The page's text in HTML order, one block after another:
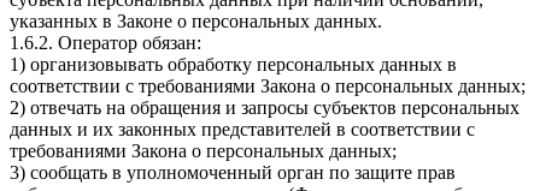
указанных в Законе о персональных данных.
1.6.2. Оператор обязан:
1) организовывать обработку персональных данных в
соответствии с требованиями Закона о персональных данных;
2) отвечать на обращения и запросы субъектов персональных
данных и их законных представителей в соответствии с
требованиями Закона о персональных данных;
3) сообщать в уполномоченный орган по защите прав